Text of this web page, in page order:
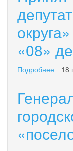
«08»
Подробнее
АКТ
11/05
Совета
18